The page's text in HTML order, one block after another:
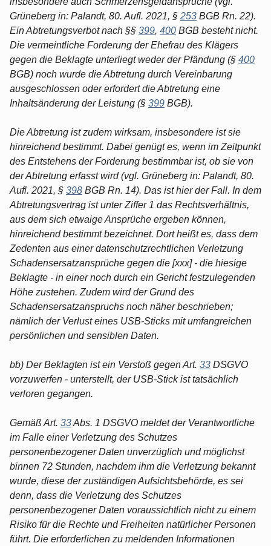
Grüneberg in: Palandt, 80. Aufl. 2021, § 253 BGB Rn. 22).
Ein Abtretungsverbot nach §§ 399, 400 BGB besteht nicht.
Die vermeintliche Forderung der Ehefrau des Klägers
gegen die Beklagte unterliegt weder der Pfändung (§ 400
BGB) noch wurde die Abtretung durch Vereinbarung
ausgeschlossen oder erfordert die Abtretung eine
Inhaltsänderung der Leistung (§ 399 BGB).
Die Abtretung ist zudem wirksam, insbesondere ist sie
hinreichend bestimmt. Dabei genügt es, wenn im Zeitpunkt
des Entstehens der Forderung bestimmbar ist, ob sie von
der Abtretung erfasst wird (vgl. Grüneberg in: Palandt, 80.
Aufl. 2021, § 398 BGB Rn. 14). Das ist hier der Fall. In dem
Abtretungsvertrag ist unter Ziffer 1 das Rechtsverhältnis,
aus dem sich etwaige Ansprüche ergeben können,
hinreichend bestimmt bezeichnet. Dort heißt es, dass dem
Zedenten aus einer datenschutzrechtlichen Verletzung
Schadensersatzansprüche gegen die [xxx] - die hiesige
Beklagte - in einer noch durch ein Gericht festzulegenden
Höhe zustehen. Zudem wird der Grund des
Schadensersatzanspruchs noch näher beschrieben;
nämlich der Verlust eines USB-Sticks mit umfangreichen
persönlichen und sensiblen Daten.
bb) Der Beklagten ist ein Verstoß gegen Art. 33 DSGVO
vorzuwerfen - unterstellt, der USB-Stick ist tatsächlich
verloren gegangen.
Gemäß Art. 33Abs. 1 DSGVO meldet der Verantwortliche
im Falle einer Verletzung des Schutzes
personenbezogener Daten unverzüglich und möglichst
binnen 72 Stunden, nachdem ihm die Verletzung bekannt
wurde, diese der zuständigen Aufsichtsbehörde, es sei
denn, dass die Verletzung des Schutzes
personenbezogener Daten voraussichtlich nicht zu einem
Risiko für die Rechte und Freiheiten natürlicher Personen
führt. Die erforderlichen zu meldenden Informationen